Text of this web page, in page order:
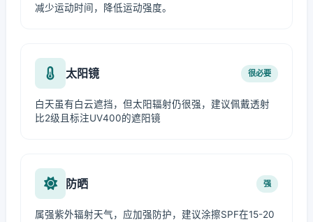
减少运动时间，降低运动强度。
太阳镜 很必要
白天虽有白云遮挡，但太阳辐射仍很强，建议佩戴透射
比2级且标注UV400的遮阳镜
防晒 强
属强紫外辐射天气，应加强防护，建议涂擦SPF在15-20